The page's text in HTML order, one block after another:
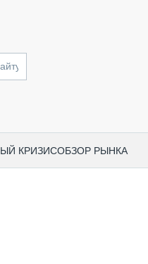
КРИЗИСОБЗОР РЫНКА